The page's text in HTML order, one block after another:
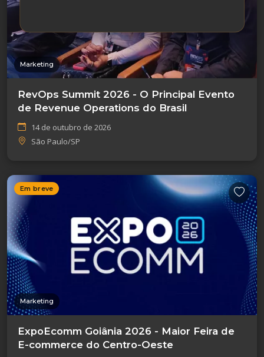
Marketing
RevOps Summit 2026 - O Principal Evento
de Revenue Operations do Brasil
14 de outubro de 2026
São Paulo/SP
Em breve
Marketing
ExpoEcomm Goiânia 2026 - Maior Feira de
E-commerce do Centro-Oeste